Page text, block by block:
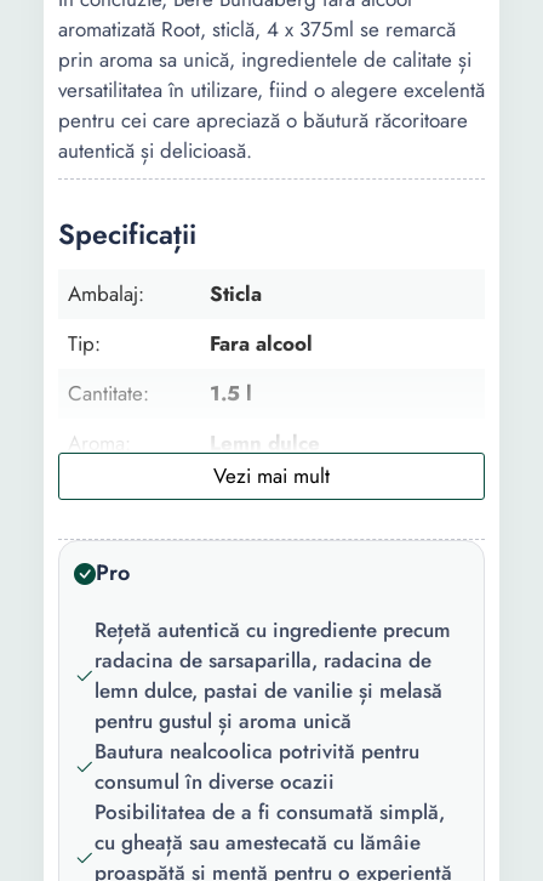
aromatizată Root, sticlă, 4 x 375ml se remarcă
prin aroma sa unică, ingredientele de calitate și
versatilitatea în utilizare, fiind o alegere excelentă
pentru cei care apreciază o băutură răcoritoare
autentică și delicioasă.
Specificații
Ambalaj:
Sticla
Tip:
Fara alcool
Cantitate:
1.5 l
Aroma:
Lemn dulce
Numar bucati:
4
Culoare:
Blonda
Pro
Rețetă autentică cu ingrediente precum
radacina de sarsaparilla, radacina de
lemn dulce, pastai de vanilie și melasă
pentru gustul și aroma unică
Bautura nealcoolica potrivită pentru
consumul în diverse ocazii
Posibilitatea de a fi consumată simplă,
cu gheață sau amestecată cu lămâie
proaspătă și mentă pentru o experiență